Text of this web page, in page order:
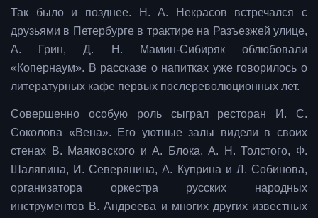
Так было и позднее. Н. А. Некрасов встречался с
друзьями в Петербурге в трактире на Разъезжей улице,
А. Грин, Д. Н. Мамин-Сибиряк облюбовали
«Копернаум». В рассказе о напитках уже говорилось о
литературных кафе первых послереволюционных лет.
Совершенно особую роль сыграл ресторан И. С.
Соколова «Вена». Его уютные залы видели в своих
стенах В. Маяковского и А. Блока, А. Н. Толстого, Ф.
Шаляпина, И. Северянина, А. Куприна и Л. Собинова,
организатора оркестра русских народных
инструментов В. Андреева и многих других известных